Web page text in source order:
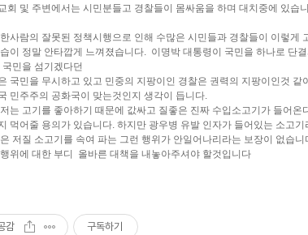
회 및 주변에서는 시민분들고 경찰들이 몸싸움을 하며 대치중에 있습
사람의 잘못된 정책시행으로 인해 수많은 시민들과 경찰들이 이렇게
이 정말 안타깝게 느껴졌습니다. 이명박 대통령이 국민을 하나로 단
국민을 섬기겠다던
국민을 무시하고 있고 민중의 지팡이인 경찰은 권력의 지팡이인것 같
민주주의 공화국이 맞는것인지 생각이 듭니다.
는 고기를 좋아하기 때문에 값싸고 질좋은 진짜 수입소고기가 들어온
먹어줄 용의가 있습니다. 하지만 광우병 유발 인자가 들어있는 소고기
저질 소고기를 속여 파는 그런 행위가 안일어나리라는 보장이 없습니
위에 대한 부디 올바른 대책을 내놓아주셔야 할것입니다
감 구독하기